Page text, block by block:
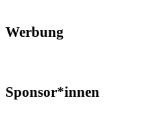
Werbung
Sponsor*innen